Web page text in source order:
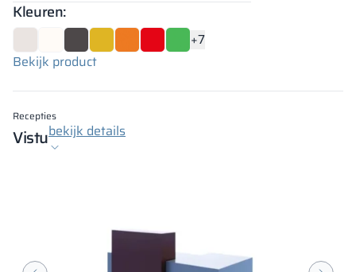
Kleuren:
+7
Bekijk product
Recepties
Vistubekijk details